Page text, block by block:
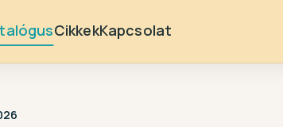
CikkekKapcsolat